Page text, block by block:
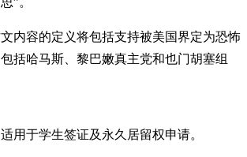
内容的定义将包括支持被美国界定为恐怖
括哈马斯、黎巴嫩真主党和也门胡塞组
用于学生签证及永久居留权申请。